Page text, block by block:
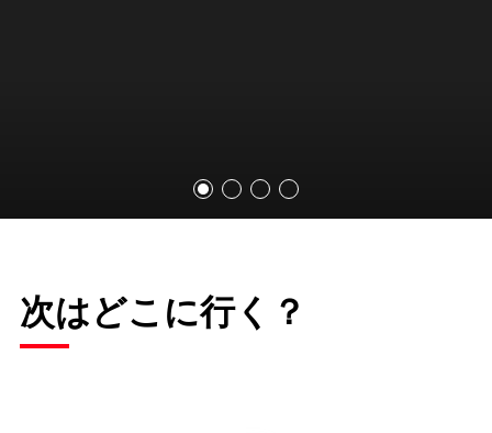
次はどこに行く？